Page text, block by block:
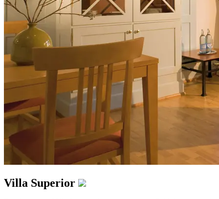
Villa Superior